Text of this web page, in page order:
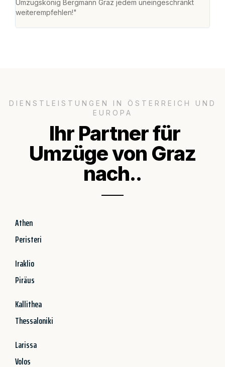
Umzugskönig Bergmann Graz jedem uneingeschränkt
weiterempfehlen!"
DIENSTLEISTUNGEN IN ÖSTERREICH UND
EUROPA
Ihr Partner für
Umzüge von Graz
nach..
Athen
Peristeri
Iraklio
Piräus
Kallithea
Thessaloniki
Larissa
Volos